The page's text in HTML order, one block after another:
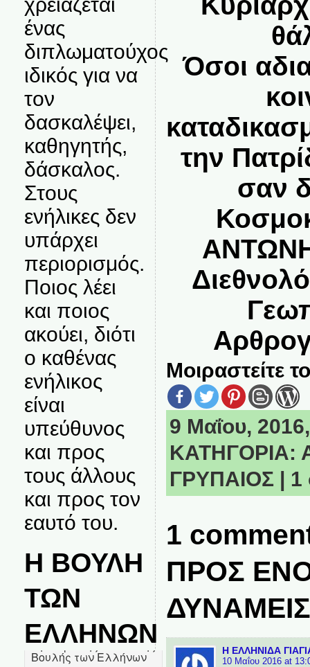
ένας
διπλωματούχος
ιδικός για να
τον
δασκαλέψει,
καθηγητής,
δάσκαλος.
Στους
ενήλικες δεν
υπάρχει
περιορισμός.
Ποιος λέει
και ποιος
ακούει, διότι
ο καθένας
ενήλικος
είναι
υπεύθυνος
και προς
τους άλλους
και προς τον
εαυτό του.
Η ΒΟΥΛΗ
ΤΩΝ
ΕΛΛΗΝΩΝ
Όσοι
την
σαν
Μοιραστείτε
9 Μαΐου,
ΚΑΤΗΓΟΡΙΑ:
ΓΡΥΠΑΙΟΣ | 1
1
ΠΡΟΣ
ΔΥΝΑΜΕΙΣ
Η ΕΛΛΗΝΙΔΑ
10 Μαΐου 2016 at